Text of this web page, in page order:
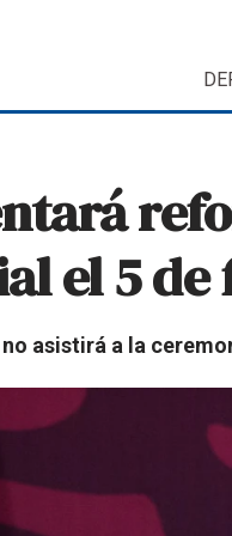
el 5
asistirá a la